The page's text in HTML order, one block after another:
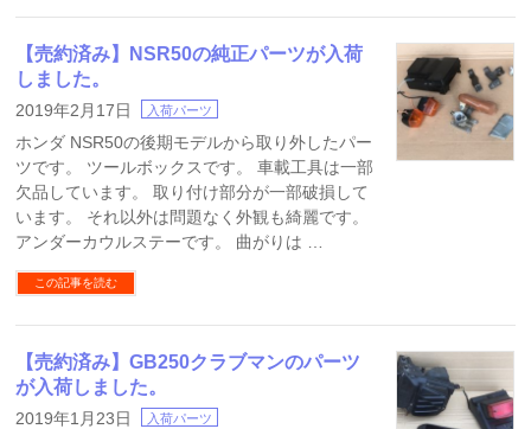
【売約済み】NSR50の純正パーツが入荷
しました。
2019年2月17日 入荷パーツ
ホンダ NSR50の後期モデルから取り外したパー
ツです。 ツールボックスです。 車載工具は一部
欠品しています。 取り付け部分が一部破損して
います。 それ以外は問題なく外観も綺麗です。
アンダーカウルステーです。 曲がりは …
この記事を読む
【売約済み】GB250クラブマンのパーツ
が入荷しました。
2019年1月23日 入荷パーツ